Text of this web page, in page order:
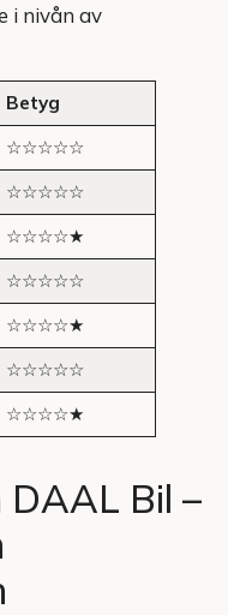
i nivån av
Betyg
☆☆☆☆☆
☆☆☆☆☆
☆☆☆☆★
☆☆☆☆☆
☆☆☆☆★
☆☆☆☆☆
☆☆☆☆★
DAAL Bil –